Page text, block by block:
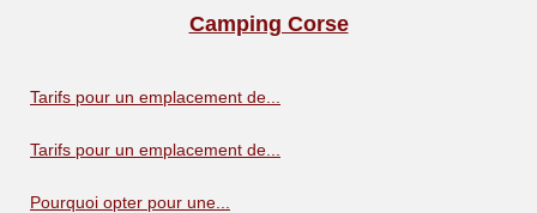
Camping Corse
Tarifs pour un emplacement de...
Tarifs pour un emplacement de...
Pourquoi opter pour une...